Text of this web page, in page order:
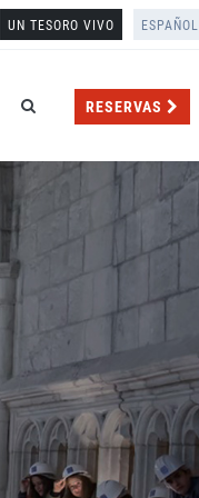
UN TESORO VIVO ESPAÑOL
RESERVAS